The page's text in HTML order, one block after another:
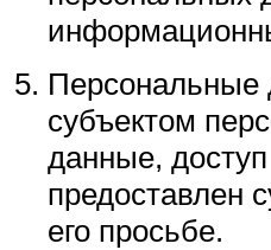
субъектом
данные, доступ
предоставлен
его просьбе.